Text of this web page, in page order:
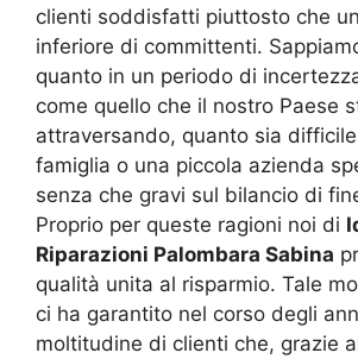
clienti soddisfatti piuttosto che
inferiore di committenti.
quanto in un periodo di
come quello che il nostro Paese
attraversando, quanto sia
famiglia o una piccola azienda
senza che gravi sul bilancio di
Proprio per queste ragioni noi di
Riparazioni Palombara Sabina
qualità unita al risparmio. Tale
ci ha garantito nel corso degli
moltitudine di clienti che, grazie